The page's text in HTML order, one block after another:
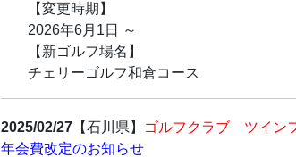
【変更時期】
2026年6月1日 ～
【新ゴルフ場名】
チェリーゴルフ和倉コース
2025/02/27【石川県】
ゴルフクラブ ツイン
年会費改定のお知らせ